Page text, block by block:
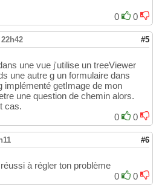
0
0
#5
une vue j'utilise un treeViewer
une autre g un formulaire dans
implémenté getImage de mon
une question de chemin alors.
cas.
0
0
#6
à régler ton problème
0
0